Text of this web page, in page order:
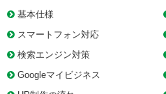
基本仕様
スマートフォン対応
検索エンジン対策
Googleマイビジネス